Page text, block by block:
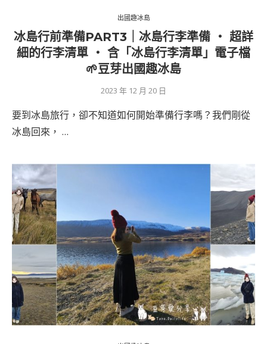
出國趣冰島
冰島行前準備PART3｜冰島行李準備 ‧ 超詳
細的行李清單 ‧ 含「冰島行李清單」電子檔
🌱豆芽出國趣冰島
2023 年 12 月 20 日
要到冰島旅行，卻不知道如何開始準備行李嗎？我們剛從
冰島回來， …